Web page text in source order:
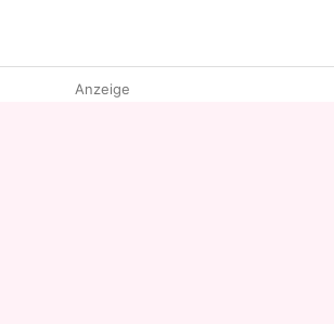
Anzeige